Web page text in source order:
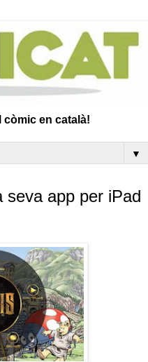
en català!
▼
seva app per iPad